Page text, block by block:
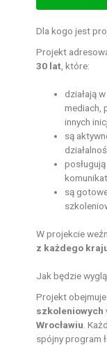
Dla kogo jest
Projekt
30 lat , które:
działają
mediach,
innych
są
są
W projekcie
z każdego
Jak będzie
Projekt
szkoleniowych
Wrocławiu .
spójny program